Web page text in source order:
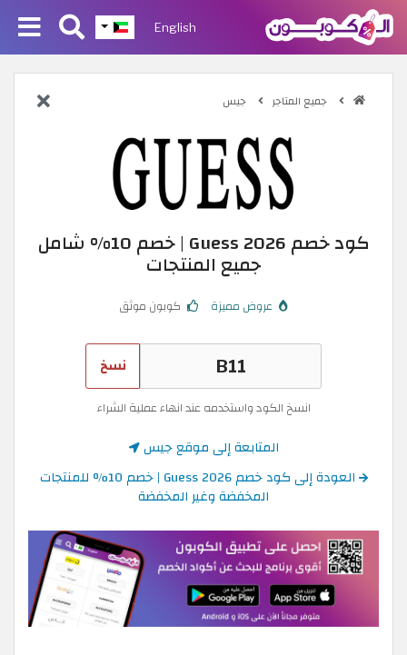
English
جميع المتاجر جيس
كود خصم Guess 2026 | خصم 10% شامل
جميع المنتجات
عروض مميزة كوبون موثق
نسخ
انسخ الكود واستخدمه عند انهاء عملية الشراء
المتابعة إلى موقع جيس
العودة إلى كود خصم Guess 2026 | خصم 10% للمنتجات
المخفضة وغير المخفضة